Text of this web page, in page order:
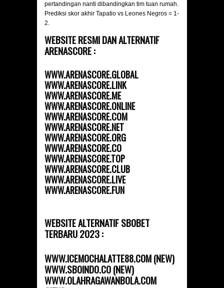
pertandingan nanti dibandingkan tim tuan rumah.
Prediksi skor akhir Tapatio vs Leones Negros = 1-
2.
WEBSITE RESMI DAN ALTERNATIF
ARENASCORE :
WWW.ARENASCORE.GLOBAL
WWW.ARENASCORE.LINK
WWW.ARENASCORE.ME
WWW.ARENASCORE.ONLINE
WWW.ARENASCORE.COM
WWW.ARENASCORE.NET
WWW.ARENASCORE.ORG
WWW.ARENASCORE.CO
WWW.ARENASCORE.TOP
WWW.ARENASCORE.CLUB
WWW.ARENASCORE.LIVE
WWW.ARENASCORE.FUN
WEBSITE ALTERNATIF SBOBET
TERBARU 2023 :
WWW.ICEMOCHALATTE88.COM (NEW)
WWW.SBOINDO.CO (NEW)
WWW.OLAHRAGAWANBOLA.COM